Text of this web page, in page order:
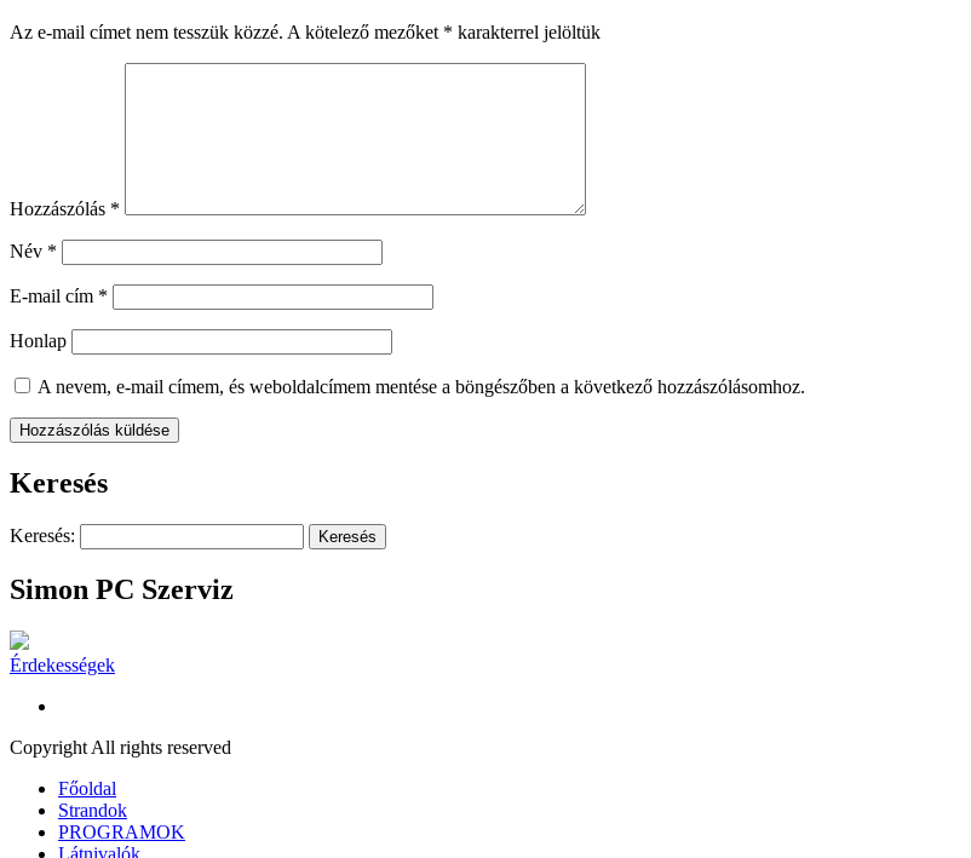
Az e-mail címet nem tesszük közzé. A kötelező mezőket * karakterrel jelöltük
Hozzászólás *
Név *
E-mail cím *
Honlap
A nevem, e-mail címem, és weboldalcímem mentése a böngészőben a következő hozzászólásomhoz.
Keresés
Keresés:
Simon PC Szerviz
Érdekességek
Copyright All rights reserved
Főoldal
Strandok
PROGRAMOK
Látnivalók